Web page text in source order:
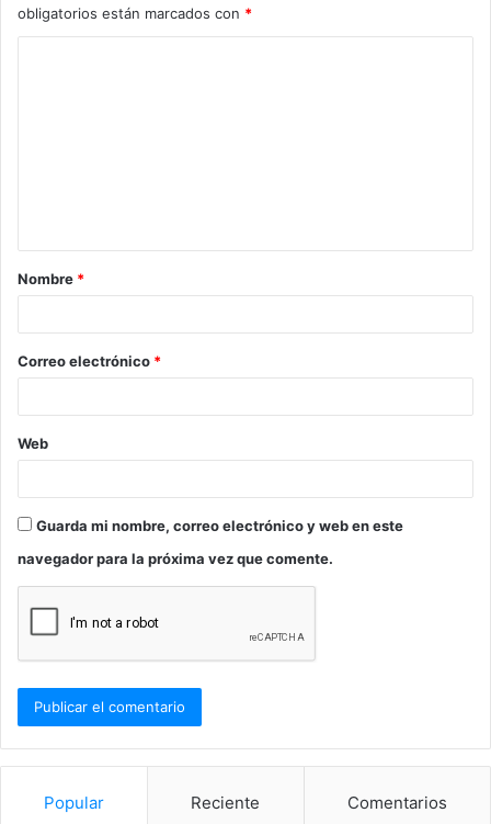
obligatorios están marcados con *
a
r
*
Nombre *
Correo electrónico *
Web
Guarda mi nombre, correo electrónico y web en este
navegador para la próxima vez que comente.
Popular Reciente Comentarios